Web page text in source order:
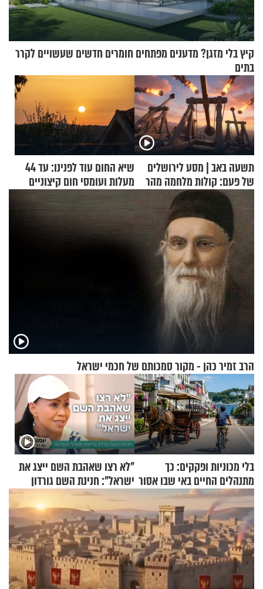
קיץ בלי מזגן? מדענים מפתחים חומרים חדשים שעשויים לקרר
בתים
תשעה באב | מסע לירושלים
של פעם: קולות מלחמה מהר
הזיתים
שיא החום עוד לפנינו: עד 44
מעלות ועומסי חום קיצוניים
הרב זמיר כהן - מקור סמכותם של חכמי ישראל
בלי מכוניות ופקקים: כך
מתנהלים החיים באי שבו אסור
לנהוג כבר יותר מ-120 שנה
"לא רצו שאהבת השם ייצג את
ישראל": חנינת השם גורדון
בריאיון מעורר השראה